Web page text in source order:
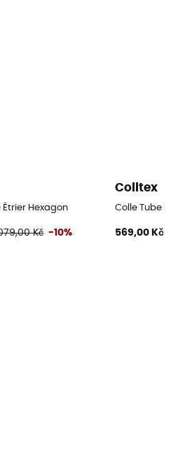
Étrier Hexagon
Kč -10%
Colltex
Colle Tube
569,00 Kč